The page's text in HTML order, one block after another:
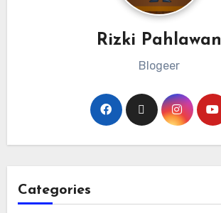
Rizki Pahlawan
Blogeer
Categories